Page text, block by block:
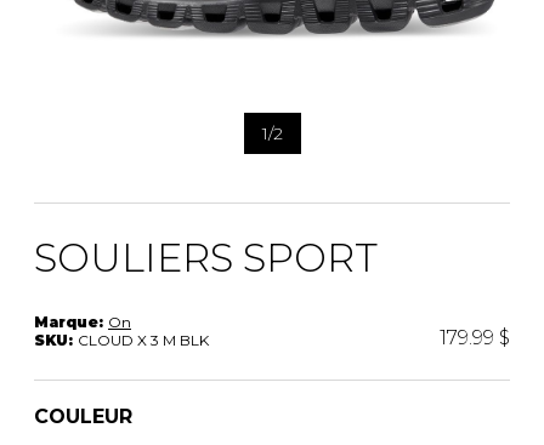
1/2
SOULIERS SPORT
Marque: On
SKU: CLOUD X 3 M BLK 179.99 $
COULEUR